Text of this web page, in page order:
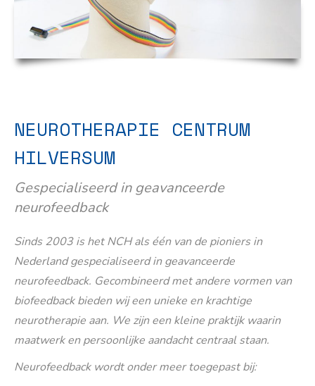
NEUROTHERAPIE CENTRUM
HILVERSUM
Gespecialiseerd in geavanceerde
neurofeedback
Sinds 2003 is het NCH als één van de pioniers in
Nederland gespecialiseerd in geavanceerde
neurofeedback. Gecombineerd met andere vormen van
biofeedback bieden wij een unieke en krachtige
neurotherapie aan. We zijn een kleine praktijk waarin
maatwerk en persoonlijke aandacht centraal staan.
Neurofeedback wordt onder meer toegepast bij: